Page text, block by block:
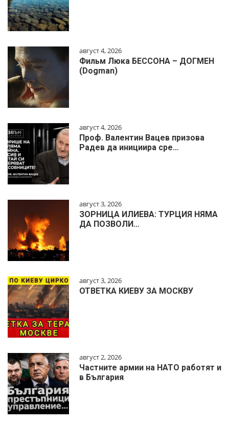
август 4, 2026
Фильм Люка БЕССОНА – ДОГМЕН
(Dogman)
август 4, 2026
Проф. Валентин Вацев призова
Радев да инициира сре…
август 3, 2026
ЗОРНИЦА ИЛИЕВА: ТУРЦИЯ НЯМА
ДА ПОЗВОЛИ…
август 3, 2026
ОТВЕТКА КИЕВУ ЗА МОСКВУ
август 2, 2026
Частните армии на НАТО работят и
в България